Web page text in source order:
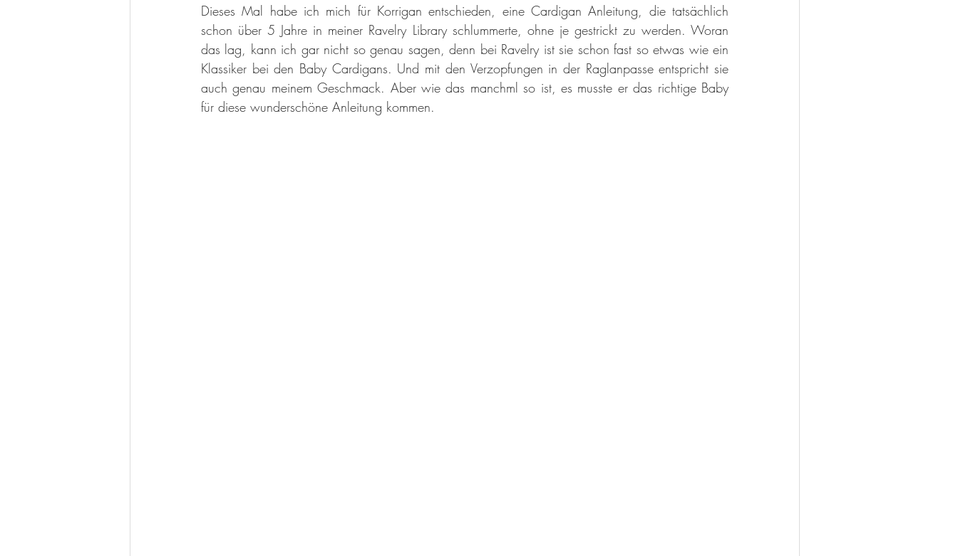
Dieses Mal habe ich mich für Korrigan entschieden, eine Cardigan Anleitung, die tatsächlich
schon über 5 Jahre in meiner Ravelry Library schlummerte, ohne je gestrickt zu werden. Woran
das lag, kann ich gar nicht so genau sagen, denn bei Ravelry ist sie schon fast so etwas wie ein
Klassiker bei den Baby Cardigans. Und mit den Verzopfungen in der Raglanpasse entspricht sie
auch genau meinem Geschmack. Aber wie das manchml so ist, es musste er das richtige Baby
für diese wunderschöne Anleitung kommen.